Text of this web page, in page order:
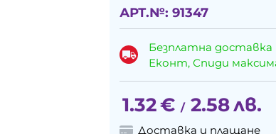
АРТ.№: 91347
Безплатна
Еконт, Спиди
1.32€ / 2.58лв.
Доставка и плащане